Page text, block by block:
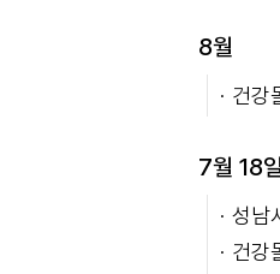
8월
건강
7월 18일
성남
건강